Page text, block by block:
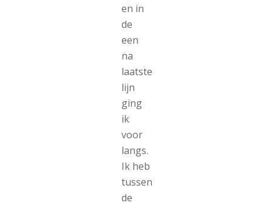
en in
de
een
na
laatste
lijn
ging
ik
voor
langs.
Ik heb
tussen
de